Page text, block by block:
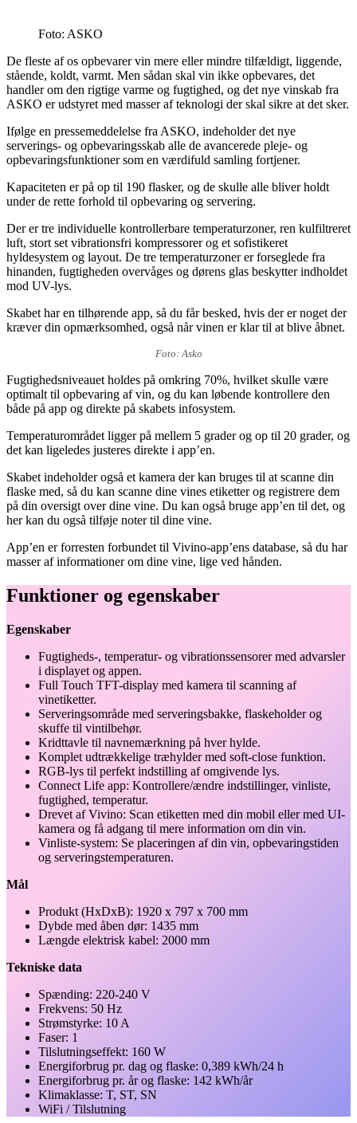
Foto: ASKO
De fleste af os opbevarer vin mere eller mindre tilfældigt, liggende,
stående, koldt, varmt. Men sådan skal vin ikke opbevares, det
handler om den rigtige varme og fugtighed, og det nye vinskab fra
ASKO er udstyret med masser af teknologi der skal sikre at det sker.
Ifølge en pressemeddelelse fra ASKO, indeholder det nye
serverings- og opbevaringsskab alle de avancerede pleje- og
opbevaringsfunktioner som en værdifuld samling fortjener.
Kapaciteten er på op til 190 flasker, og de skulle alle bliver holdt
under de rette forhold til opbevaring og servering.
Der er tre individuelle kontrollerbare temperaturzoner, ren kulfiltreret
luft, stort set vibrationsfri kompressorer og et sofistikeret
hyldesystem og layout. De tre temperaturzoner er forseglede fra
hinanden, fugtigheden overvåges og dørens glas beskytter indholdet
mod UV-lys.
Skabet har en tilhørende app, så du får besked, hvis der er noget der
kræver din opmærksomhed, også når vinen er klar til at blive åbnet.
Foto: Asko
Fugtighedsniveauet holdes på omkring 70%, hvilket skulle være
optimalt til opbevaring af vin, og du kan løbende kontrollere den
både på app og direkte på skabets infosystem.
Temperaturområdet ligger på mellem 5 grader og op til 20 grader, og
det kan ligeledes justeres direkte i app’en.
Skabet indeholder også et kamera der kan bruges til at scanne din
flaske med, så du kan scanne dine vines etiketter og registrere dem
på din oversigt over dine vine. Du kan også bruge app’en til det, og
her kan du også tilføje noter til dine vine.
App’en er forresten forbundet til Vivino-app’ens database, så du har
masser af informationer om dine vine, lige ved hånden.
Funktioner og egenskaber
Egenskaber
Fugtigheds-, temperatur- og vibrationssensorer med advarsler
i displayet og appen.
Full Touch TFT-display med kamera til scanning af
vinetiketter.
Serveringsområde med serveringsbakke, flaskeholder og
skuffe til vintilbehør.
Kridttavle til navnemærkning på hver hylde.
Komplet udtrækkelige træhylder med soft-close funktion.
RGB-lys til perfekt indstilling af omgivende lys.
Connect Life app: Kontrollere/ændre indstillinger, vinliste,
fugtighed, temperatur.
Drevet af Vivino: Scan etiketten med din mobil eller med UI-
kamera og få adgang til mere information om din vin.
Vinliste-system: Se placeringen af din vin, opbevaringstiden
og serveringstemperaturen.
Mål
Produkt (HxDxB): 1920 x 797 x 700 mm
Dybde med åben dør: 1435 mm
Længde elektrisk kabel: 2000 mm
Tekniske data
Spænding: 220-240 V
Frekvens: 50 Hz
Strømstyrke: 10 A
Faser: 1
Tilslutningseffekt: 160 W
Energiforbrug pr. dag og flaske: 0,389 kWh/24 h
Energiforbrug pr. år og flaske: 142 kWh/år
Klimaklasse: T, ST, SN
WiFi / Tilslutning